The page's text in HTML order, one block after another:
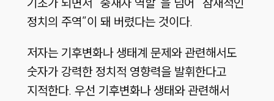
정치의 주역”이 돼 버렸다는 것이다.
저자는 기후변화나 생태계 문제와 관련해서도
숫자가 강력한 정치적 영향력을 발휘한다고
지적한다. 우선 기후변화나 생태와 관련해서